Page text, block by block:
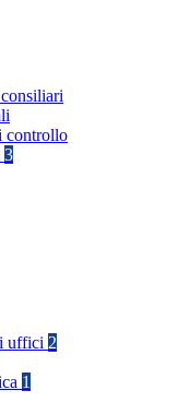
controllo
3
uffici 2
1